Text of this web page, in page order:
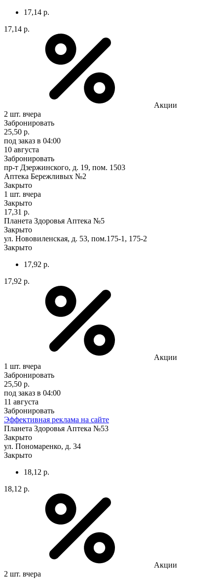
17,14 р.
17,14 р.
Акции
2 шт. вчера
Забронировать
25,50 р.
под заказ в 04:00
10 августа
Забронировать
пр-т Дзержинского, д. 19, пом. 1503
Аптека Бережливых №2
Закрыто
1 шт. вчера
Закрыто
17,31 р.
Планета Здоровья Аптека №5
Закрыто
ул. Нововиленская, д. 53, пом.175-1, 175-2
Закрыто
17,92 р.
17,92 р.
Акции
1 шт. вчера
Забронировать
25,50 р.
под заказ в 04:00
11 августа
Забронировать
Эффективная реклама на сайте
Планета Здоровья Аптека №53
Закрыто
ул. Пономаренко, д. 34
Закрыто
18,12 р.
18,12 р.
Акции
2 шт. вчера